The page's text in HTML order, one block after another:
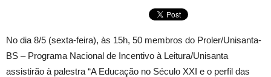
No dia 8/5 (sexta-feira), às 15h, 50 membros do Proler/Unisanta-
BS – Programa Nacional de Incentivo à Leitura/Unisanta
assistirão à palestra “A Educação no Século XXI e o perfil das